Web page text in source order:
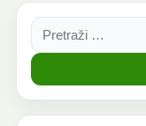
Pretraga: